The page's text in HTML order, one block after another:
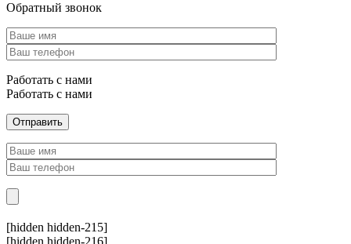
Обратный звонок
Работать с нами
Работать с нами
[hidden hidden-215]
[hidden hidden-216]